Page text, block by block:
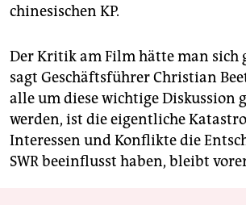
chinesischen KP.
Der Kritik am Film hätte man sich
sagt Geschäftsführer Christian
alle um diese wichtige Diskussion
werden, ist die eigentliche
Interessen und Konflikte die
SWR beeinflusst haben, bleibt